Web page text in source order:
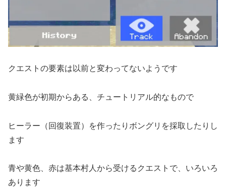
クエストの要素は以前と変わってないようです
黄緑色が初期からある、チュートリアル的なもので
ヒーラー（回復装置）を作ったりボングリを採取したりし
ます
青や黄色、赤は基本村人から受けるクエストで、いろいろ
あります